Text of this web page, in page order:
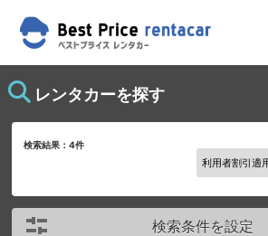
レンタカーを探す
検索結果：4件
検索条件を設定